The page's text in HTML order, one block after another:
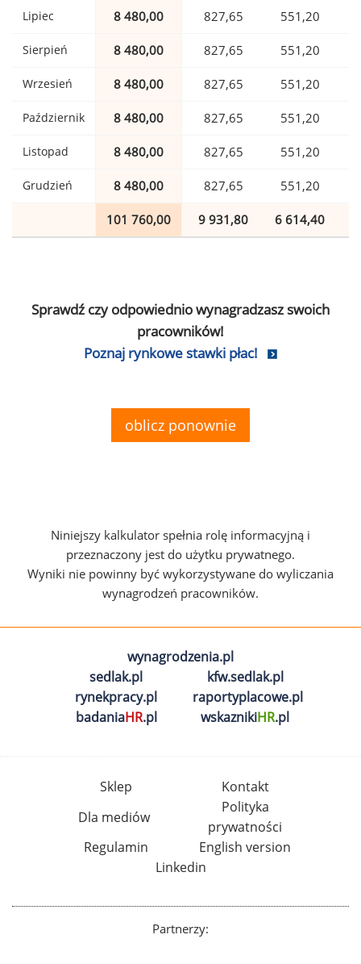
Lipiec 8 480,00 827,65 551,20
Sierpień 8 480,00 827,65 551,20
Wrzesień 8 480,00 827,65 551,20
Październik 8 480,00 827,65 551,20
Listopad 8 480,00 827,65 551,20
Grudzień 8 480,00 827,65 551,20
101 760,00 9 931,80 6 614,40
Sprawdź czy odpowiednio wynagradzasz swoich
pracowników!
Poznaj rynkowe stawki płac!
oblicz ponownie
Niniejszy kalkulator spełnia rolę informacyjną i
przeznaczony jest do użytku prywatnego.
Wyniki nie powinny być wykorzystywane do wyliczania
wynagrodzeń pracowników.
wynagrodzenia.pl
sedlak.pl
kfw.sedlak.pl
rynekpracy.pl
raportyplacowe.pl
badaniaHR.pl wskaznikiHR.pl
Sklep
Kontakt
Dla mediów
Polityka
prywatności
Regulamin
English version
Linkedin
Partnerzy: